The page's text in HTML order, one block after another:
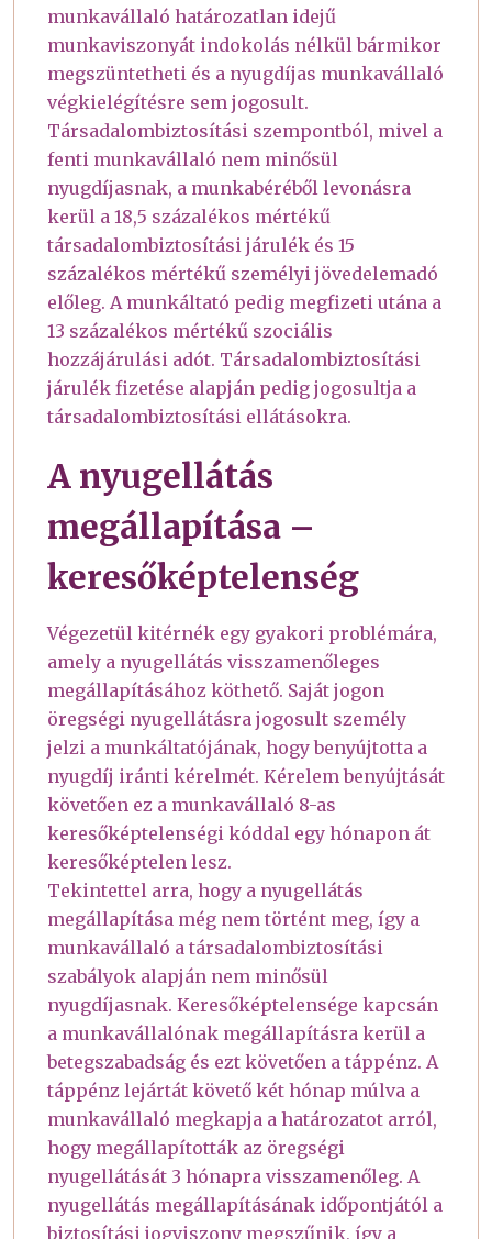
munkavállaló határozatlan idejű
munkaviszonyát indokolás nélkül bármikor
megszüntetheti és a nyugdíjas munkavállaló
végkielégítésre sem jogosult.
Társadalombiztosítási szempontból, mivel a
fenti munkavállaló nem minősül
nyugdíjasnak, a munkabéréből levonásra
kerül a 18,5 százalékos mértékű
társadalombiztosítási járulék és 15
százalékos mértékű személyi jövedelemadó
előleg. A munkáltató pedig megfizeti utána a
13 százalékos mértékű szociális
hozzájárulási adót. Társadalombiztosítási
járulék fizetése alapján pedig jogosultja a
társadalombiztosítási ellátásokra.
A nyugellátás
megállapítása –
keresőképtelenség
Végezetül kitérnék egy gyakori problémára,
amely a nyugellátás visszamenőleges
megállapításához köthető. Saját jogon
öregségi nyugellátásra jogosult személy
jelzi a munkáltatójának, hogy benyújtotta a
nyugdíj iránti kérelmét. Kérelem benyújtását
követően ez a munkavállaló 8-as
keresőképtelenségi kóddal egy hónapon át
keresőképtelen lesz.
Tekintettel arra, hogy a nyugellátás
megállapítása még nem történt meg, így a
munkavállaló a társadalombiztosítási
szabályok alapján nem minősül
nyugdíjasnak. Keresőképtelensége kapcsán
a munkavállalónak megállapításra kerül a
betegszabadság és ezt követően a táppénz. A
táppénz lejártát követő két hónap múlva a
munkavállaló megkapja a határozatot arról,
hogy megállapították az öregségi
nyugellátását 3 hónapra visszamenőleg. A
nyugellátás megállapításának időpontjától a
biztosítási jogviszony megszűnik, így a